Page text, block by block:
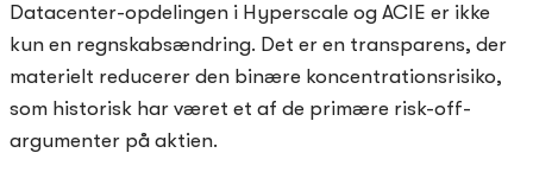
Datacenter-opdelingen i Hyperscale og ACIE er ikke
kun en regnskabsændring. Det er en transparens, der
materielt reducerer den binære koncentrationsrisiko,
som historisk har været et af de primære risk-off-
argumenter på aktien.